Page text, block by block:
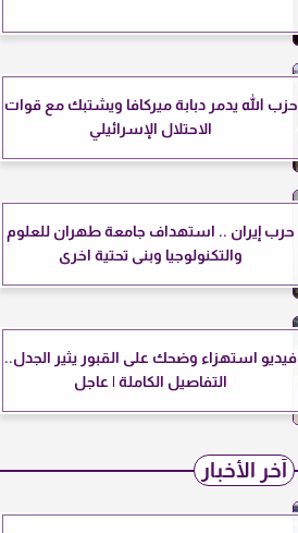
حزب الله يدمر دبابة ميركافا ويشتبك مع قوات
الاحتلال الإسرائيلي
حرب إيران .. استهداف جامعة طهران للعلوم
والتكنولوجيا وبنى تحتية اخرى
فيديو استهزاء وضحك على القبور يثير الجدل..
التفاصيل الكاملة | عاجل
آخر الأخبار